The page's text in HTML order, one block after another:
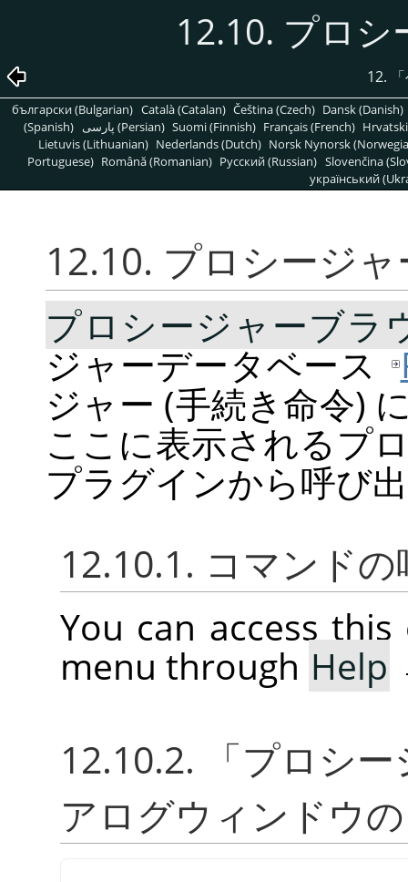
12.10. プロ
12. 「
български (Bulgarian) Català (Catalan) Čeština (Czech) Dansk (Danish)
(Spanish)
پارسی (Persian) Suomi (Finnish) Français (French)
Lietuvis (Lithuanian) Nederlands (Dutch) Norsk Nynorsk
Portuguese) Română (Romanian) Pусский (Russian) Slovenčina
український
12.10. プロシージ
プロシージャーブラ
ジャーデータベース
ジャー (手続き命令)
ここに表示されるプ
プラグインから呼び
12.10.1. コマンド
You can access
menu through Help
12.10.2. 「プロシ
アログウィンドウ